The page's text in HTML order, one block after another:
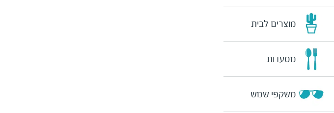
מוצרים לבית
מסעדות
משקפי שמש